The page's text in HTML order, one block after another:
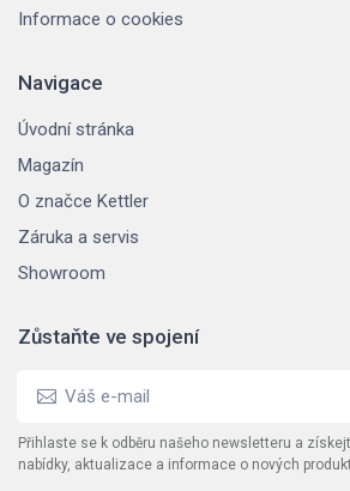
Informace o cookies
Navigace
Úvodní stránka
Magazín
O značce Kettler
Záruka a servis
Showroom
Zůstaňte ve spojení
Přihlaste se k odběru našeho newsletteru a
nabídky, aktualizace a informace o nových